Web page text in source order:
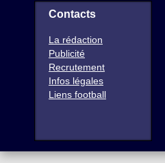
Contacts
La rédaction
Publicité
Recrutement
Infos légales
Liens football